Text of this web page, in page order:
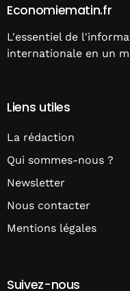
Economiematin.fr
L'essentiel de
internationale en un
Liens utiles
La rédaction
Qui sommes-nous ?
Newsletter
Nous contacter
Mentions légales
Suivez-nous